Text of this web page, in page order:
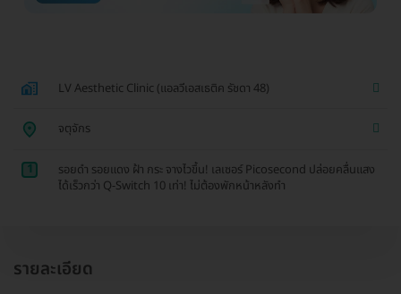
LV Aesthetic Clinic (แอลวีเอสเธติค รัชดา 48)
จตุจักร
1
รอยดำ รอยแดง ฝ้า กระ จางไวขึ้น! เลเซอร์ Picosecond ปล่อยคลื่นแสง
ได้เร็วกว่า Q-Switch 10 เท่า! ไม่ต้องพักหน้าหลังทำ
รายละเอียด